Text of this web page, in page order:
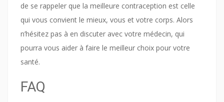
de se rappeler que la meilleure contraception est celle
qui vous convient le mieux, vous et votre corps. Alors
n’hésitez pas à en discuter avec votre médecin, qui
pourra vous aider à faire le meilleur choix pour votre
santé.
FAQ